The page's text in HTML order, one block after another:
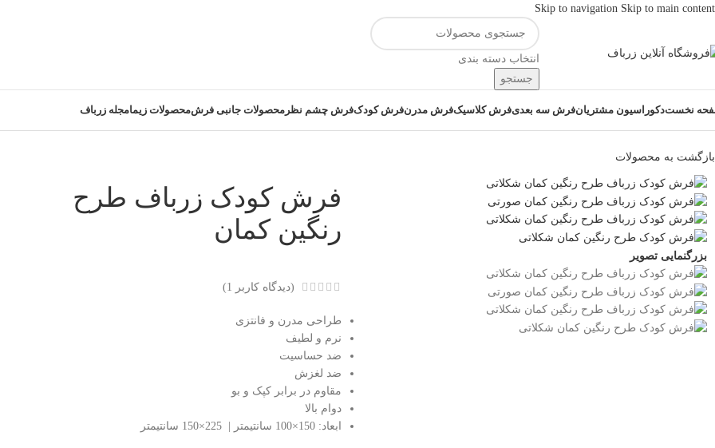
Skip to navigation Skip to main content
انتخاب دسته بندی
جستجو
نخستدکوراسیون مشتریانفرش سه بعدیفرش کلاسیکفرش مدرنفرش کودکفرش چشم نظر محصولات جانبی فرشمحصولات زیمامجله زرباف
بازگشت به محصولات
بزرگنمایی تصویر
فرش کودک زرباف طرح
رنگین کمان
(دیدگاه کاربر 1
)
طراحی مدرن و فانتزی
نرم و لطیف
ضد حساسیت
ضد لغزش
مقاوم در برابر کپک و بو
دوام بالا
ابعاد: 150×100 سانتیمتر | 225×150 سانتیمتر